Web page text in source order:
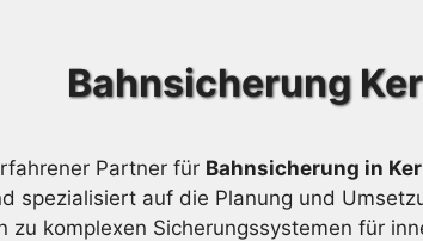
Bahnsicherung
Partner für Bahnsicherung in
spezialisiert auf die Planung und
zu komplexen Sicherungssystemen für